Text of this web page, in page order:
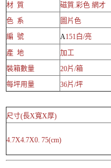
材 質
磁質.彩色 網才
色 系
圖片色
編 號
A151白/亮
產 地
加工
裝箱數量
20片/箱
每坪用量
36片/坪
尺寸(長X寬X厚)
4.7X4.7X0. 75(cm)